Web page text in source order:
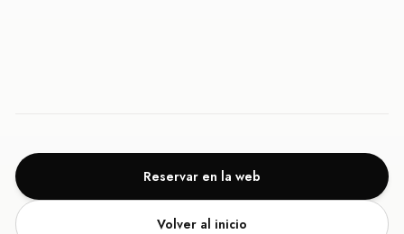
Reservar en la web
Volver al inicio